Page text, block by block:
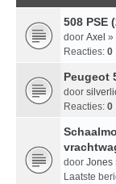
508 PSE
door Axel »
Reacties: 0
Peugeot
door
Reacties: 0
door Jones
Laatste